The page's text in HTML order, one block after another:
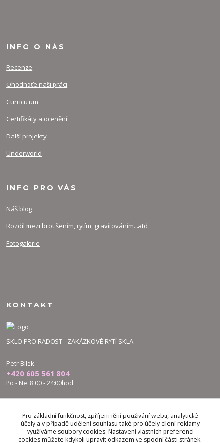
INFO O NÁS
Recenze
Ohodnoťe naši práci
Curriculum
Certifikáty a ocenění
Další projekty
Underworld
INFO PRO VÁS
Náš blog
Rozdíl mezi broušením, rytím, gravírováním...atd
Fotogalerie
KONTAKT
SKLO PRO RADOST - ZAKÁZKOVÉ RYTÍ SKLA
Petr Bílek
+420 605 561 804
Po - Ne: 8:00 - 24:00hod.
bilek.petr@skloproradost.cz
Pro základní funkčnost, zpříjemnění používání webu, analytické
účely a v případě udělení souhlasu také pro účely cílení reklamy
využíváme soubory cookies. Nastavení vlastních preferencí
cookies můžete kdykoli upravit odkazem ve spodní části stránek.